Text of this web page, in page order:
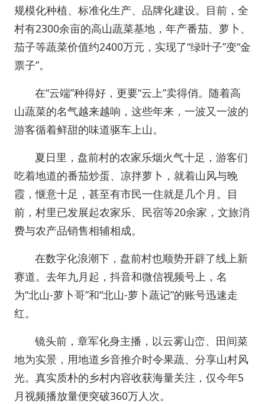
规模化种植、标准化生产、品牌化建设。目前，全
村有2300余亩的高山蔬菜基地，年产番茄、萝卜、
茄子等蔬菜价值约2400万元，实现了“绿叶子”变“金
票子”。
在“云端”种得好，更要“云上”卖得俏。随着高
山蔬菜的名气越来越响，这些年来，一波又一波的
游客循着鲜甜的味道驱车上山。
夏日里，盘前村的农家乐烟火气十足，游客们
吃着地道的番茄炒蛋、凉拌萝卜，就着山风与晚
霞，惬意十足，甚至有市民一住就是几个月。目
前，村里已发展起农家乐、民宿等20余家，文旅消
费与农产品销售相辅相成。
在数字化浪潮下，盘前村也顺势开辟了线上新
赛道。去年九月起，抖音和微信视频号上，名
为“北山-萝卜哥”和“北山-萝卜蔬记”的账号迅速走
红。
镜头前，章军化身主播，以云雾山峦、田间菜
地为实景，用地道乡音推介时令果蔬、分享山村风
光。真实质朴的乡村内容收获海量关注，仅今年5
月视频播放量便突破360万人次。